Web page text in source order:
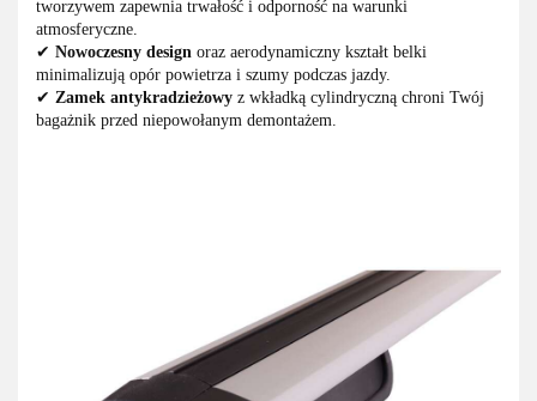
tworzywem zapewnia trwałość i odporność na warunki
atmosferyczne.
✔ Nowoczesny design oraz aerodynamiczny kształt belki
minimalizują opór powietrza i szumy podczas jazdy.
✔ Zamek antykradzieżowy z wkładką cylindryczną chroni Twój
bagażnik przed niepowołanym demontażem.